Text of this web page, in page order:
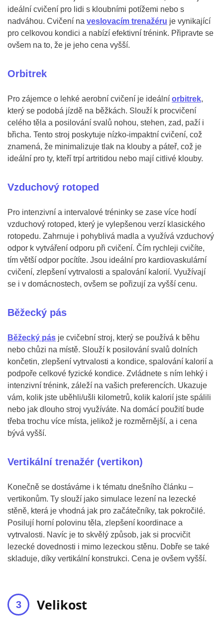
ideální cvičení pro lidi s kloubními potížemi nebo s
nadváhou. Cvičení na veslovacím trenažéru je vynikající
pro celkovou kondici a nabízí efektivní trénink. Připravte se
ovšem na to, že je jeho cena vyšší.
Orbitrek
Pro zájemce o lehké aerobní cvičení je ideální orbitrek,
který se podobá jízdě na běžkách. Slouží k procvičení
celého těla a posilování svalů nohou, stehen, zad, paží i
břicha. Tento stroj poskytuje nízko-impaktní cvičení, což
znamená, že minimalizuje tlak na klouby a páteř, což je
ideální pro ty, kteří trpí artritidou nebo mají citlivé klouby.
Vzduchový rotoped
Pro intenzivní a intervalové tréninky se zase více hodí
vzduchový rotoped, který je vylepšenou verzí klasického
rotopedu. Zahrnuje i pohyblivá madla a využívá vzduchový
odpor k vytváření odporu při cvičení. Čím rychleji cvičíte,
tím větší odpor pocítíte. Jsou ideální pro kardiovaskulární
cvičení, zlepšení vytrvalosti a spalování kalorií. Využívají
se i v domácnostech, ovšem se pořizují za vyšší cenu.
Běžecký pás
Běžecký pás je cvičební stroj, který se používá k běhu
nebo chůzi na místě. Slouží k posilování svalů dolních
končetin, zlepšení vytrvalosti a kondice, spalování kalorií a
podpoře celkové fyzické kondice. Zvládnete s ním lehký i
intenzivní trénink, záleží na vašich preferencích. Ukazuje
vám, kolik jste uběhli/ušli kilometrů, kolik kalorií jste spálili
nebo jak dlouho stroj využíváte. Na domácí použití bude
třeba trochu více místa, jelikož je rozměrnější, a i cena
bývá vyšší.
Vertikální trenažér (vertikon)
Konečně se dostáváme i k tématu dnešního článku –
vertikonům. Ty slouží jako simulace lezení na lezecké
stěně, která je vhodná jak pro začátečníky, tak pokročilé.
Posilují horní polovinu těla, zlepšení koordinace a
vytrvalosti. Navíc je to skvělý způsob, jak si procvičit
lezecké dovednosti i mimo lezeckou stěnu. Dobře se také
skladuje, díky vertikální konstrukci. Cena je ovšem vyšší.
Velikost